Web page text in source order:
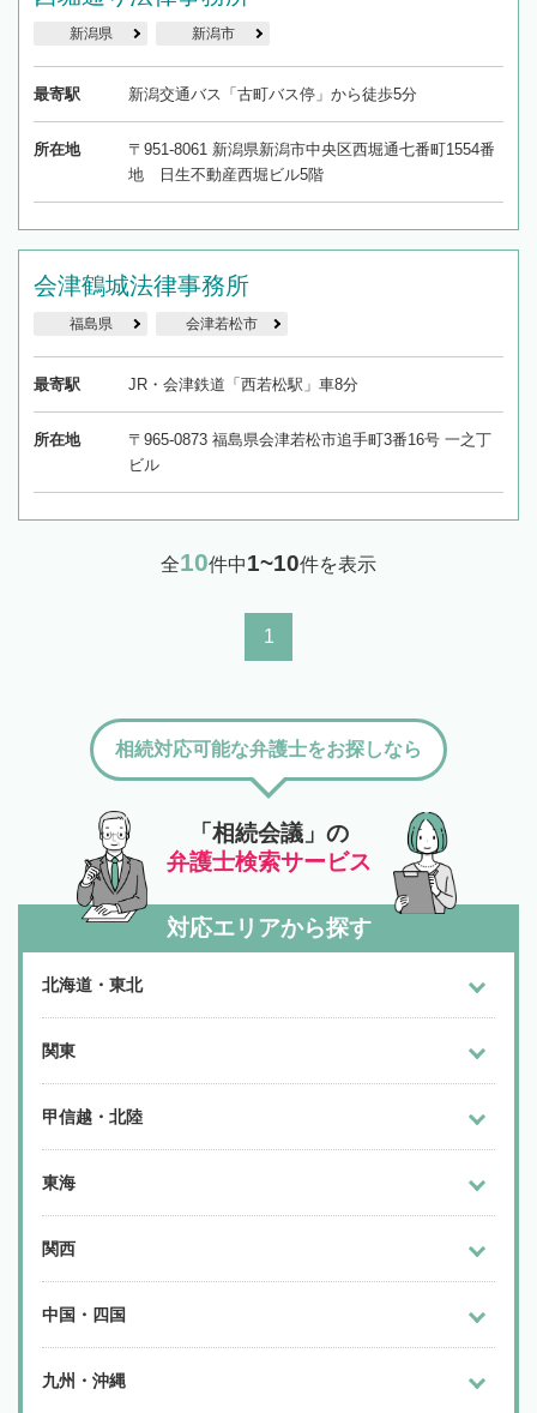
新潟県 新潟市
最寄駅 新潟交通バス「古町バス停」から徒歩5分
所在地
〒951-8061 新潟県新潟市中央区西堀通七番町1554番
地 日生不動産西堀ビル5階
会津鶴城法律事務所
福島県 会津若松市
最寄駅 JR・会津鉄道「西若松駅」車8分
所在地
〒965-0873 福島県会津若松市追手町3番16号 一之丁
ビル
全10件中1~10件を表示
1
「相続会議」の
弁護士検索サービス
相続対応可能な弁護士をお探しなら
対応エリアから探す
北海道・東北
関東
甲信越・北陸
東海
関西
中国・四国
九州・沖縄